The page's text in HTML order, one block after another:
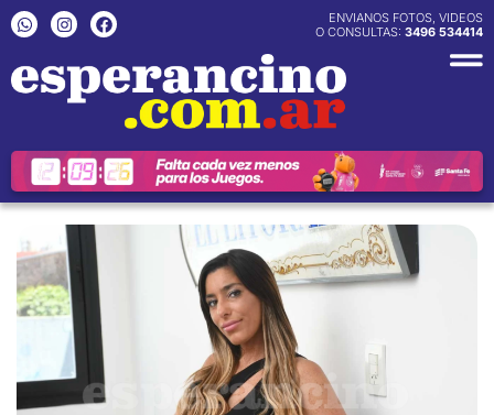
contenido
W
h
t
s
a
I
n
t
a
g
m
F
a
e
b
ENVIANOS FOTOS, VIDEOS
O CONSULTAS: 3496 534414